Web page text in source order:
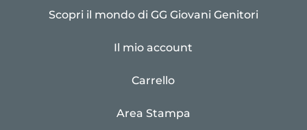
Scopri il mondo di GG Giovani Genitori
Il mio account
Carrello
Area Stampa